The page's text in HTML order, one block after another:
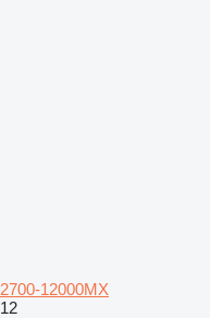
2700-12000MX
12